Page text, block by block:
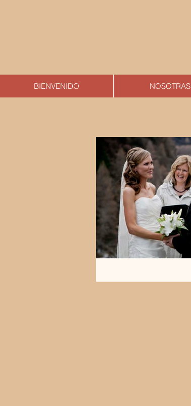
BIENVENIDO NOSOTRAS